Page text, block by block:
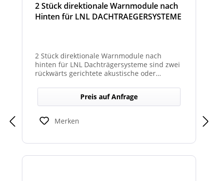
2 Stück direktionale Warnmodule nach
Hinten für LNL DACHTRAEGERSYSTEME
2 Stück direktionale Warnmodule nach
hinten für LNL Dachträgersysteme sind zwei
rückwärts gerichtete akustische oder
Dachträger, die in Richtung Heck gezielte
Warnsignale abgeben. Sie verbessern die
Sicht- und Hörbarkeit von Warnhinweisen
für den rückwärtigen Bereich und erhöhen
so die Sicherheit bei Rangier- oder
Preis auf Anfrage
Merken